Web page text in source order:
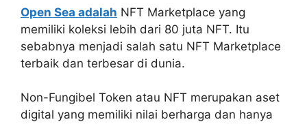
Open Sea adalah NFT Marketplace yang
memiliki koleksi lebih dari 80 juta NFT. Itu
sebabnya menjadi salah satu NFT Marketplace
terbaik dan terbesar di dunia.
Non-Fungibel Token atau NFT merupakan aset
digital yang memiliki nilai berharga dan hanya